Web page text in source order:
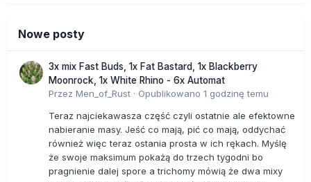
Nowe posty
3x mix Fast Buds, 1x Fat Bastard, 1x Blackberry
Moonrock, 1x White Rhino - 6x Automat
Przez Men_of_Rust · Opublikowano 1 godzinę temu
Teraz najciekawasza część czyli ostatnie ale efektowne
nabieranie masy. Jeść co mają, pić co mają, oddychać
również więc teraz ostania prosta w ich rękach. Myślę
że swoje maksimum pokażą do trzech tygodni bo
pragnienie dalej spore a trichomy mówią że dwa mixy